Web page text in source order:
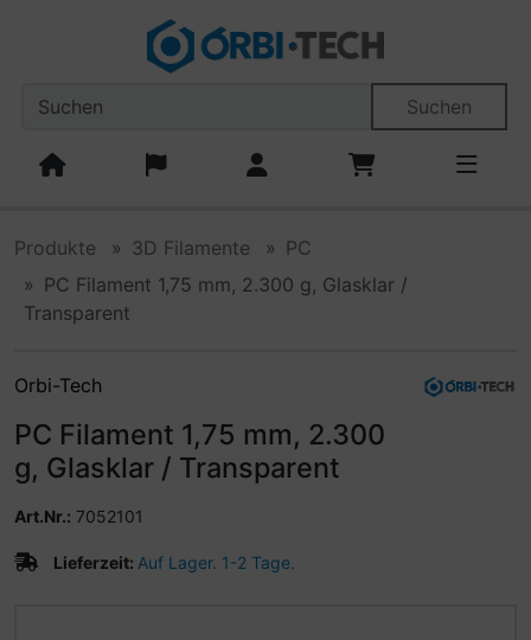
Sprungnavigation
Springe zum Inhalt Springe zur Navigation
Suchen
Produkte 3D Filamente
PC
PC Filament 1,75 mm, 2.300 g, Glasklar /
Transparent
Orbi-Tech
PC Filament 1,75 mm, 2.300
g, Glasklar / Transparent
Art.Nr.: 7052101
Lieferzeit: Auf Lager. 1-2 Tage.